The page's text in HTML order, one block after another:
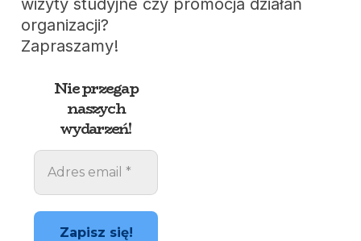
organizacji?
Zapraszamy!
Nie przegap
naszych
wydarzeń!